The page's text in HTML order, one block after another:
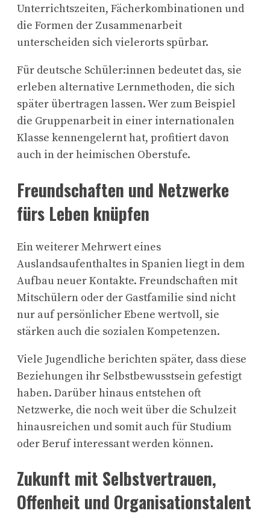
Unterrichtszeiten, Fächerkombinationen und
die Formen der Zusammenarbeit
unterscheiden sich vielerorts spürbar.
Für deutsche Schüler:innen bedeutet das, sie
erleben alternative Lernmethoden, die sich
später übertragen lassen. Wer zum Beispiel
die Gruppenarbeit in einer internationalen
Klasse kennengelernt hat, profitiert davon
auch in der heimischen Oberstufe.
Freundschaften und Netzwerke
fürs Leben knüpfen
Ein weiterer Mehrwert eines
Auslandsaufenthaltes in Spanien liegt in dem
Aufbau neuer Kontakte. Freundschaften mit
Mitschülern oder der Gastfamilie sind nicht
nur auf persönlicher Ebene wertvoll, sie
stärken auch die sozialen Kompetenzen.
Viele Jugendliche berichten später, dass diese
Beziehungen ihr Selbstbewusstsein gefestigt
haben. Darüber hinaus entstehen oft
Netzwerke, die noch weit über die Schulzeit
hinausreichen und somit auch für Studium
oder Beruf interessant werden können.
Zukunft mit Selbstvertrauen,
Offenheit und Organisationstalent